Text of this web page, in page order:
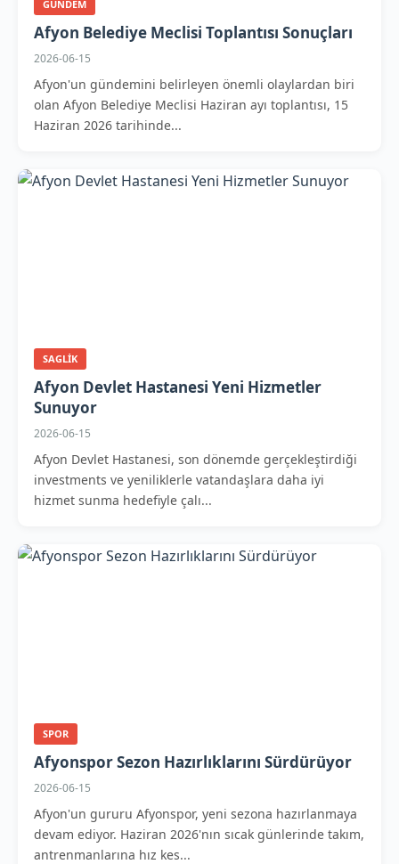
GUNDEM
Afyon Belediye Meclisi Toplantısı Sonuçları
2026-06-15
Afyon'un gündemini belirleyen önemli olaylardan biri
olan Afyon Belediye Meclisi Haziran ayı toplantısı, 15
Haziran 2026 tarihinde...
SAGLIK
Afyon Devlet Hastanesi Yeni Hizmetler
Sunuyor
2026-06-15
Afyon Devlet Hastanesi, son dönemde gerçekleştirdiği
investments ve yeniliklerle vatandaşlara daha iyi
hizmet sunma hedefiyle çalı...
SPOR
Afyonspor Sezon Hazırlıklarını Sürdürüyor
2026-06-15
Afyon'un gururu Afyonspor, yeni sezona hazırlanmaya
devam ediyor. Haziran 2026'nın sıcak günlerinde takım,
antrenmanlarına hız kes...